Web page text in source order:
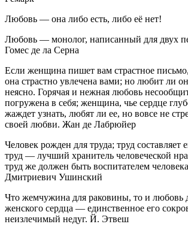
Любовь — она либо есть, либо её нет!
Любовь — монолог, написанный для двух
Гомес де ла Серна
Если женщина пишет вам страстное письмо,
она страстно увлечена вами; но любит ли
неясно. Горячая и нежная любовь
погружена в себя; женщина, чье сердце
жаждет узнать, любят ли ее, но вовсе не
своей любви. Жан де Лабрюйер
Человек рожден для труда; труд составляет
труд — лучший хранитель человеческой
труд же должен быть воспитателем
Дмитриевич Ушинский
Что жемчужина для раковины, то и любовь
женского сердца — единственное его
неизлечимый недуг. Й. Этвеш